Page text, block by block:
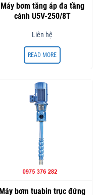
Máy bơm tăng áp đa tầng
cánh U5V-250/8T
Liên hệ
READ MORE
Máy bơm tuabin trục đứng